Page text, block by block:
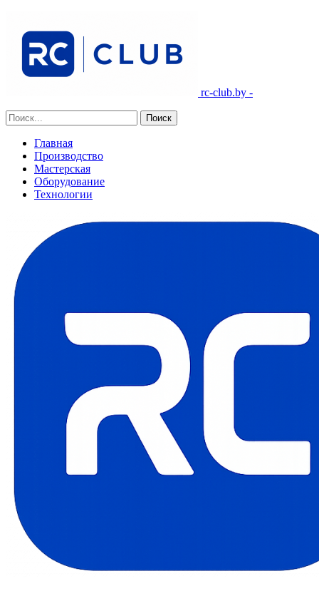
rc-club.by -
Главная
Производство
Мастерская
Оборудование
Технологии